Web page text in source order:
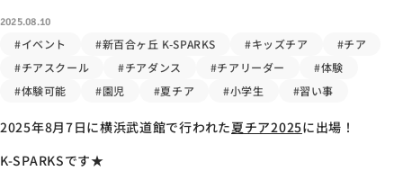
2025.08.10
#イベント #新百合ヶ丘 K-SPARKS #キッズチア
#チア
#チアスクール
#チアダンス #チアリーダー
#体験
#体験可能
#園児 #夏チア #小学生 #習い事
2025年8月7日に横浜武道館で行われた夏チア2025に出場！
K-SPARKSです★